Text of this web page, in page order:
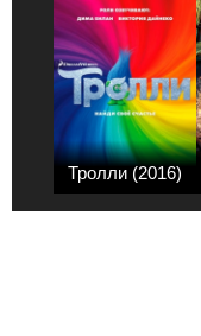
Тролли (2016)